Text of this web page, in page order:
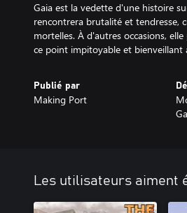
Gaia est la vedette d'une histoire
rencontrera brutalité et tendresse,
mortelles. À d'autres occasions,
ce point impitoyable et bienveillant
Publié par
Making Port
Les utilisateurs aiment